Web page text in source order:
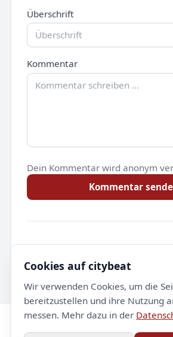
Überschrift
Kommentar
Dein Kommentar wird anonym
Kommentar
Noch keine Kommentare.
© 2026 citybeat. Alle Rechte
Cookies auf citybeat
Wir verwenden Cookies, um die
bereitzustellen und ihre Nutzung
messen. Mehr dazu in der